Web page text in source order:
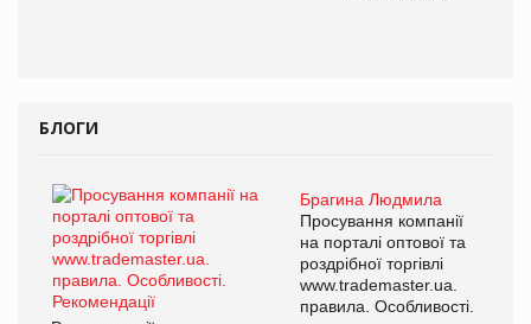
БЛОГИ
Брагина Людмила
Просування компанії
на порталі оптової та
роздрібної торгівлі
www.trademaster.ua.
правила. Особливості.